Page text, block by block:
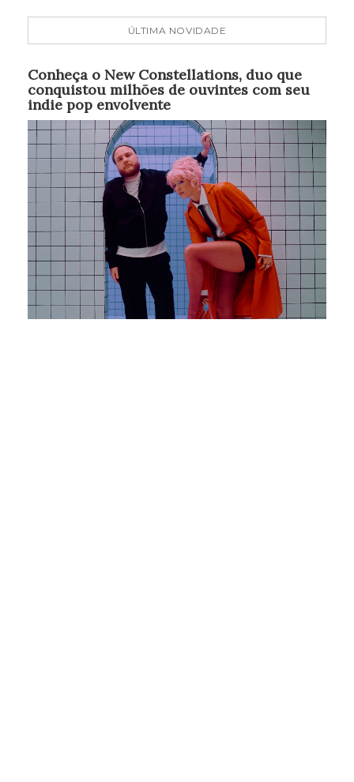
ÚLTIMA NOVIDADE
Conheça o New Constellations, duo que
conquistou milhões de ouvintes com seu
indie pop envolvente